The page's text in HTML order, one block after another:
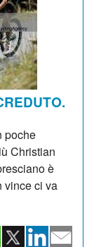
poche
Christian
è
vince ci va